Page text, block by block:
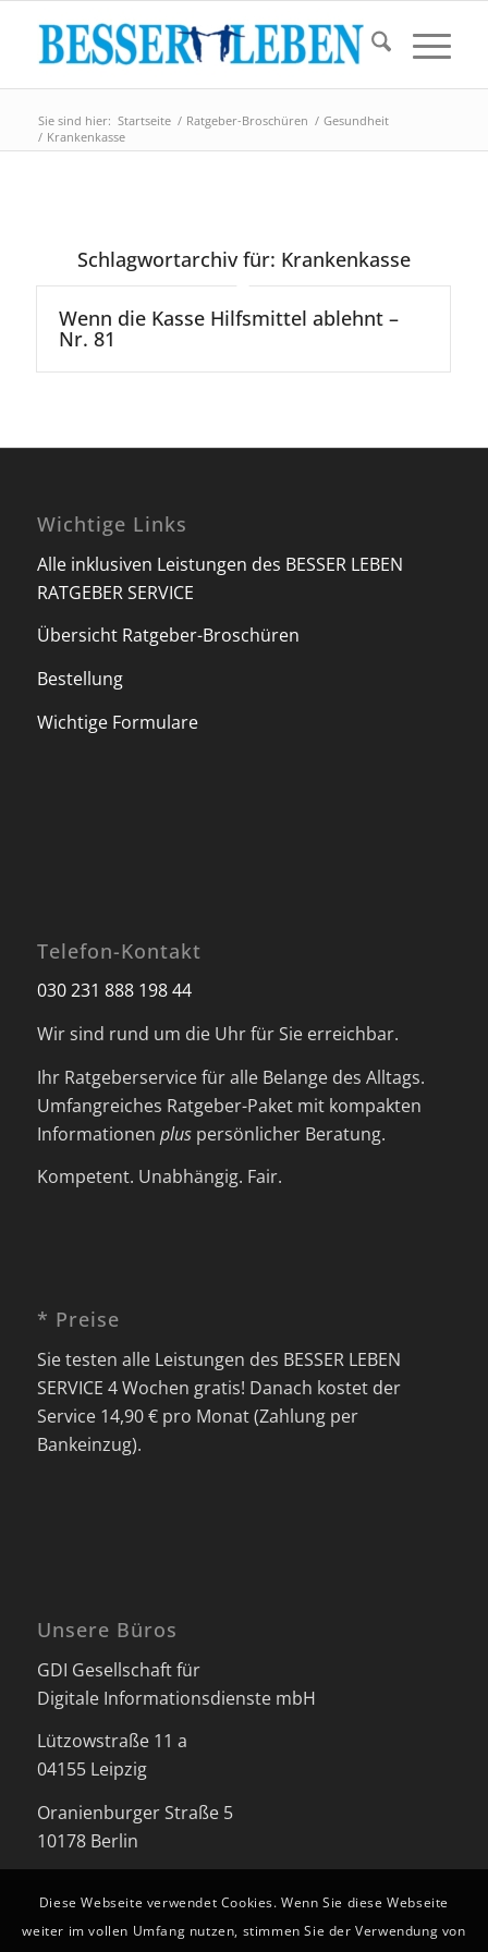
Sie sind hier: Startseite / Ratgeber-Broschüren / Gesundheit
/ Krankenkasse
Schlagwortarchiv für: Krankenkasse
Wenn die Kasse Hilfsmittel ablehnt –
Nr. 81
Wichtige Links
Alle inklusiven Leistungen des BESSER LEBEN
RATGEBER SERVICE
Übersicht Ratgeber-Broschüren
Bestellung
Wichtige Formulare
Telefon-Kontakt
030 231 888 198 44
Wir sind rund um die Uhr für Sie erreichbar.
Ihr Ratgeberservice für alle Belange des Alltags.
Umfangreiches Ratgeber-Paket mit kompakten
Informationen pluspersönlicher Beratung.
Kompetent. Unabhängig. Fair.
* Preise
Sie testen alle Leistungen des BESSER LEBEN
SERVICE 4 Wochen gratis! Danach kostet der
Service 14,90 € pro Monat (Zahlung per
Bankeinzug).
Unsere Büros
GDI Gesellschaft für
Digitale Informationsdienste mbH
Lützowstraße 11 a
04155 Leipzig
Oranienburger Straße 5
10178 Berlin
Diese Webseite verwendet Cookies. Wenn Sie diese Webseite
weiter im vollen Umfang nutzen, stimmen Sie der Verwendung von